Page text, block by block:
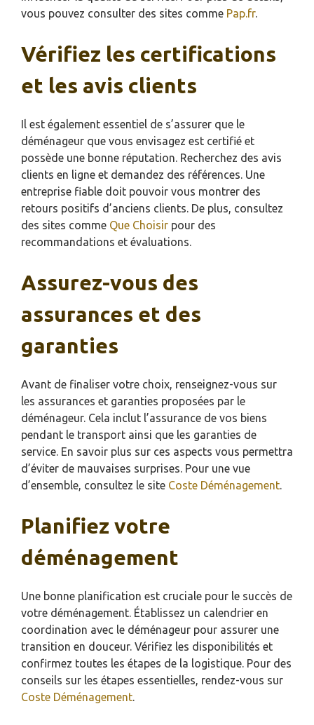
vous pouvez consulter des sites comme Pap.fr.
Vérifiez les certifications
et les avis clients
Il est également essentiel de s’assurer que le
déménageur que vous envisagez est certifié et
possède une bonne réputation. Recherchez des avis
clients en ligne et demandez des références. Une
entreprise fiable doit pouvoir vous montrer des
retours positifs d’anciens clients. De plus, consultez
des sites comme Que Choisir pour des
recommandations et évaluations.
Assurez-vous des
assurances et des
garanties
Avant de finaliser votre choix, renseignez-vous sur
les assurances et garanties proposées par le
déménageur. Cela inclut l’assurance de vos biens
pendant le transport ainsi que les garanties de
service. En savoir plus sur ces aspects vous permettra
d’éviter de mauvaises surprises. Pour une vue
d’ensemble, consultez le site Coste Déménagement.
Planifiez votre
déménagement
Une bonne planification est cruciale pour le succès de
votre déménagement. Établissez un calendrier en
coordination avec le déménageur pour assurer une
transition en douceur. Vérifiez les disponibilités et
confirmez toutes les étapes de la logistique. Pour des
conseils sur les étapes essentielles, rendez-vous sur
Coste Déménagement.